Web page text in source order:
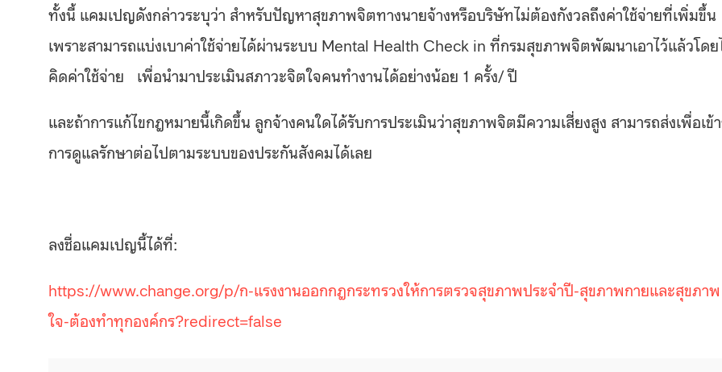
ทั้งนี้ แคมเปญดังกล่าวระบุว่า สำหรับปัญหาสุขภาพจิตทางนายจ้างหรือบริษัทไม่ต้องกังวลถึงค่าใช้จ่ายที่เพิ่มขึ้น
เพราะสามารถแบ่งเบาค่าใช้จ่ายได้ผ่านระบบ Mental Health Check in ที่กรมสุขภาพจิตพัฒนาเอาไว้แล้วโดย
คิดค่าใช้จ่าย เพื่อนำมาประเมินสภาวะจิตใจคนทำงานได้อย่างน้อย 1 ครั้ง/ ปี
และถ้าการแก้ไขกฎหมายนี้เกิดขึ้น ลูกจ้างคนใดได้รับการประเมินว่าสุขภาพจิตมีความเสี่ยงสูง สามารถส่งเพื่อเข้
การดูแลรักษาต่อไปตามระบบของประกันสังคมได้เลย
ลงชื่อแคมเปญนี้ได้ที่:
https://www.change.org/p/ก-แรงงานออกกฎกระทรวงให้การตรวจสุขภาพประจําปี-สุขภาพกายและสุขภาพ
ใจ-ต้องทําทุกองค์กร?redirect=false